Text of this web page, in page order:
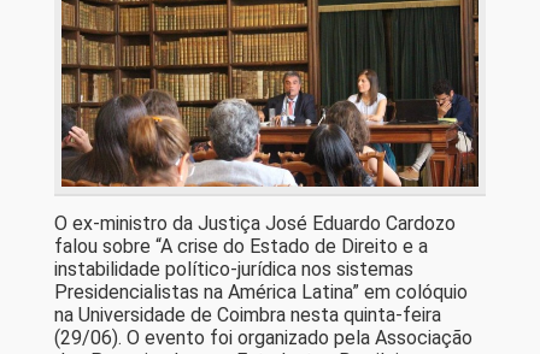
O ex-ministro da Justiça José Eduardo Cardozo
falou sobre “A crise do Estado de Direito e a
instabilidade político-jurídica nos sistemas
Presidencialistas na América Latina” em colóquio
na Universidade de Coimbra nesta quinta-feira
(29/06). O evento foi organizado pela Associação